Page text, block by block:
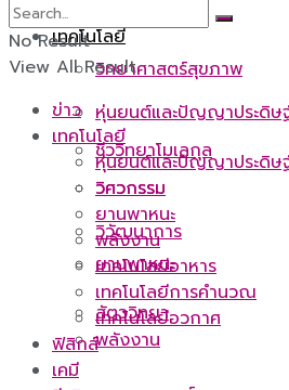
วิทยาศาสตร์สุขภาพ
ชีววิทยาโมเลกุล
วิวัฒนาการ
สัตววิทยา
เทคโนโลยี
หุ่นยนต์และปัญญาประดิษ
วิศวกรรม
ยานพาหนะ
พลังงาน
No Result
View All Result
ข่าว
เทคโนโลยี
หุ่นยนต์และปัญญาประดิษ
วิศวกรรม
ยานพาหนะ
พลังงาน
เทคโนโลยีอาหาร
เทคโนโลยีการคำนวณ
เทคโนโลยีอวกาศ
ฟิสิกส์
เคมี